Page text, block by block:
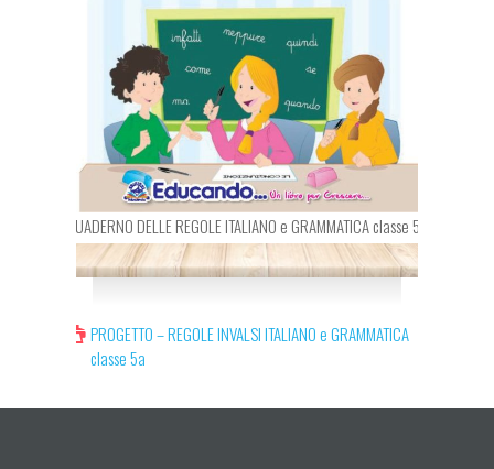
QUADERNO DELLE REGOLE ITALIANO e GRAMMATICA classe 5a
PROGETTO – REGOLE INVALSI ITALIANO e GRAMMATICA
classe 5a